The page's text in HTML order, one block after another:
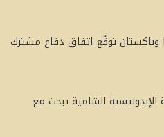
وباكستان توقّع اتفاق دفاع مشترك
الشامية تبحث مع